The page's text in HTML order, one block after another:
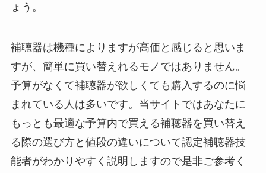
ょう。
補聴器は機種によりますが高価と感じると思いま
すが、簡単に買い替えれるモノではありません。
予算がなくて補聴器が欲しくても購入するのに悩
まれている人は多いです。当サイトではあなたに
もっとも最適な予算内で買える補聴器を買い替え
る際の選び方と値段の違いについて認定補聴器技
能者がわかりやすく説明しますので是非ご参考く